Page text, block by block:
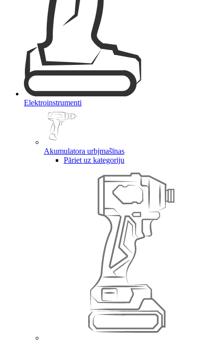
Elektroinstrumenti
Akumulatora urbjmašīnas
Pāriet uz kategoriju